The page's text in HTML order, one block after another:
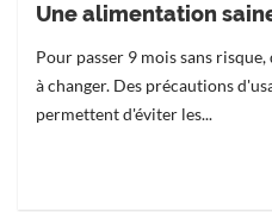
Une alimentation
Pour passer 9 mois sans
à changer. Des précautions
permettent d'éviter les...